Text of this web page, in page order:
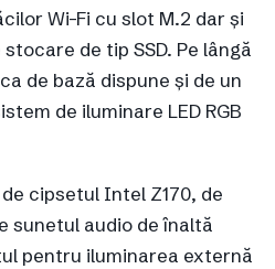
Wi-Fi cu slot M.2 dar și
de tip SSD. Pe lângă
de bază dispune și de un
de iluminare LED RGB
cipsetul Intel Z170, de
sunetul audio de înaltă
pentru iluminarea externă